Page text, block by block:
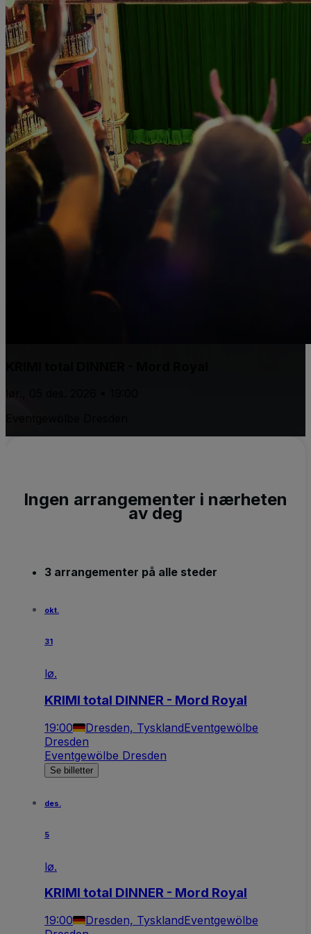
Ingen arrangementer i nærheten
av deg
3 arrangementer på alle steder
okt.
31
lø.
KRIMI total DINNER - Mord Royal
19:00 Dresden, TysklandEventgewölbe
Dresden
Eventgewölbe Dresden
Se billetter
des.
5
lø.
KRIMI total DINNER - Mord Royal
19:00 Dresden, TysklandEventgewölbe